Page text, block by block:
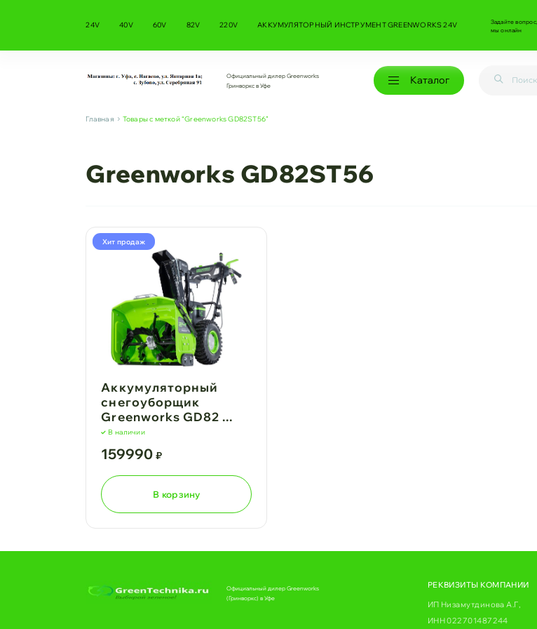
24V 40V 60V 82V 220V АККУМУЛЯТОРНЫЙ ИНСТРУМЕНТ GREENWORKS 24V
Задайте вопрос,
мы онлайн
Официальный дилер Greenworks
Гринворкс в Уфе
Каталог
Главная Товары с меткой “Greenworks GD82ST56”
Greenworks GD82ST56
Хит продаж
Аккумуляторный
снегоуборщик
Greenworks GD82 ...
В наличии
159990₽
В корзину
Официальный дилер Greenworks
(Гринворкс) в Уфе
РЕКВИЗИТЫ КОМПАНИИ
ИП Низамутдинова А.Г,
ИНН 022701487244